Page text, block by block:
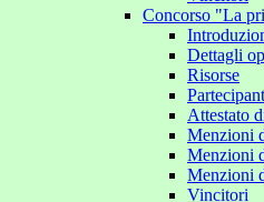
Concorso "La
Dettagli
Risorse
Attestato
Menzioni
Menzioni
Menzioni
Vincitori